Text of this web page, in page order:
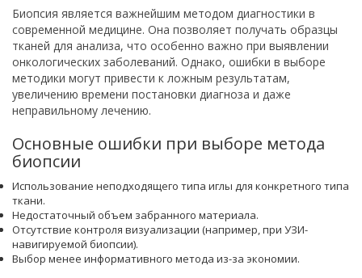
Биопсия является важнейшим методом диагностики в
современной медицине. Она позволяет получать образцы
тканей для анализа, что особенно важно при выявлении
онкологических заболеваний. Однако, ошибки в выборе
методики могут привести к ложным результатам,
увеличению времени постановки диагноза и даже
неправильному лечению.
Основные ошибки при выборе метода
биопсии
Использование неподходящего типа иглы для конкретного типа
ткани.
Недостаточный объем забранного материала.
Отсутствие контроля визуализации (например, при УЗИ-
навигируемой биопсии).
Выбор менее информативного метода из-за экономии.